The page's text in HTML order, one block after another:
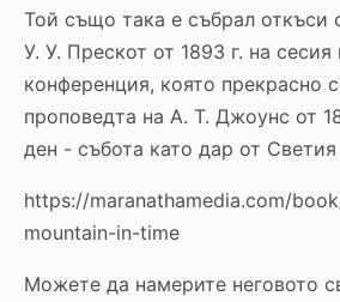
Той също така е събрал откъси
У. У. Прескот от 1893 г. на сесия
конференция, която прекрасно
проповедта на А. Т. Джоунс от
ден - събота като дар от Светия
https://maranathamedia.com/
mountain-in-time
Можете да намерите неговото